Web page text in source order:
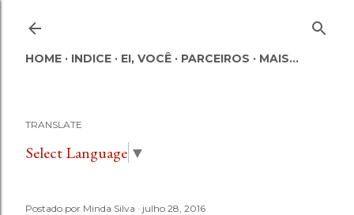
HOME INDICE EI, VOCÊ PARCEIROS MAIS…
TRANSLATE
Select Language ▼
Postado por Minda Silva julho 28, 2016